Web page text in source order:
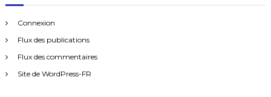
Connexion
Flux des publications
Flux des commentaires
Site de WordPress-FR